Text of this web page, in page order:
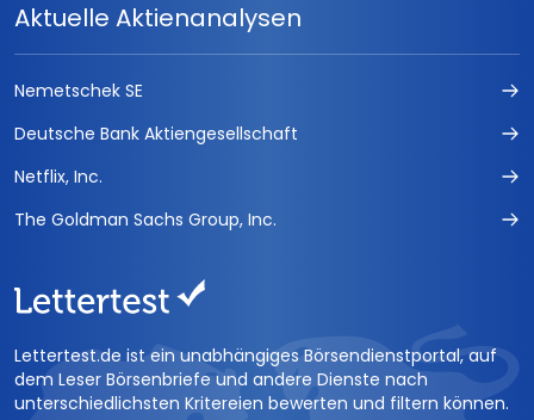
Aktuelle Aktienanalysen
Nemetschek SE
Deutsche Bank Aktiengesellschaft
Netflix, Inc.
The Goldman Sachs Group, Inc.
Lettertest.de ist ein unabhängiges Börsendienstportal, auf
dem Leser Börsenbriefe und andere Dienste nach
unterschiedlichsten Kritereien bewerten und filtern können.